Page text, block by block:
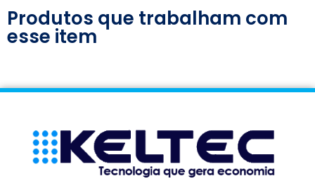
Produtos que trabalham com
esse item